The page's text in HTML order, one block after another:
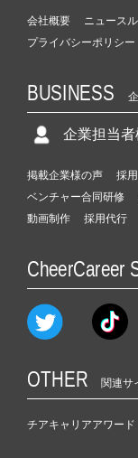
会社概要 ニュース
プライバシーポリシー
BUSINESS
企業担当
掲載企業様の声 採
ベンチャー合同研修
動画制作
採用代行
CheerCareer
OTHER 関連サ
チアキャリアアワード